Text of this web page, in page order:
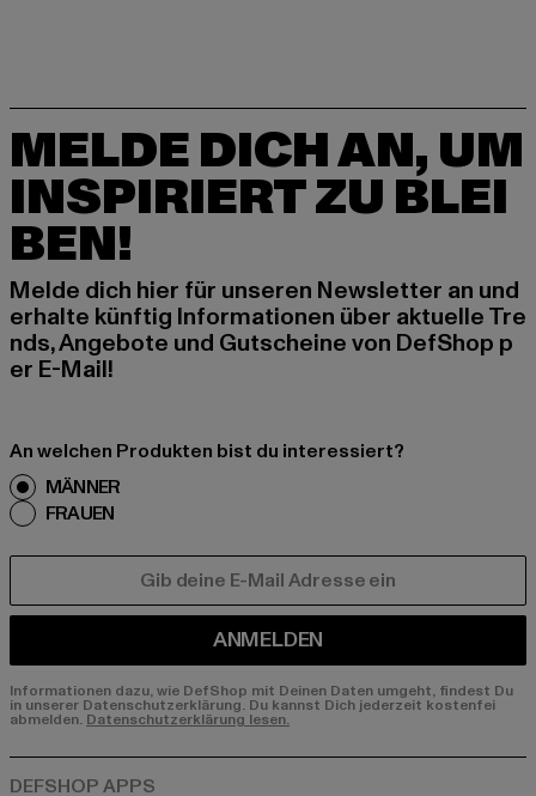
MELDE DICH AN, UM
INSPIRIERT ZU BLEI
BEN!
Melde dich hier für unseren Newsletter an und
erhalte künftig Informationen über aktuelle Tre
nds, Angebote und Gutscheine von DefShop p
er E-Mail!
An welchen Produkten bist du interessiert?
MÄNNER
FRAUEN
ANMELDEN
Informationen dazu, wie DefShop mit Deinen Daten umgeht, findest Du
in unserer Datenschutzerklärung. Du kannst Dich jederzeit kostenfei
abmelden. Datenschutzerklärung lesen.